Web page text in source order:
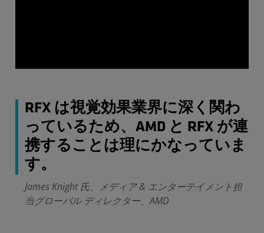
RFX は視覚効果業界に深く関わ
っているため、AMD と RFX が連
携することは理にかなっていま
す。
James Knight 氏、メディア & エンターテイメント担
当グローバル ディレクター、AMD